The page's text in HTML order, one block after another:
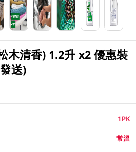
木清香) 1.2升 x2 優惠裝
送)
1PK
常溫